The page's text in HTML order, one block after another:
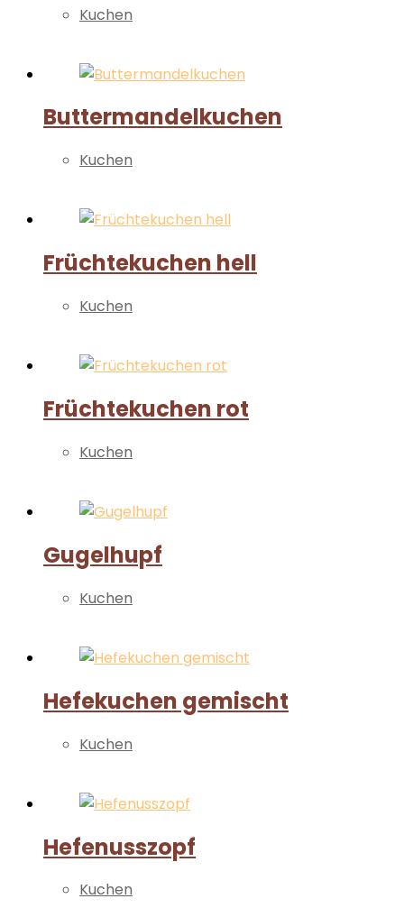
Kuchen
Buttermandelkuchen
Kuchen
Früchtekuchen hell
Kuchen
Früchtekuchen rot
Kuchen
Gugelhupf
Kuchen
Hefekuchen gemischt
Kuchen
Hefenusszopf
Kuchen